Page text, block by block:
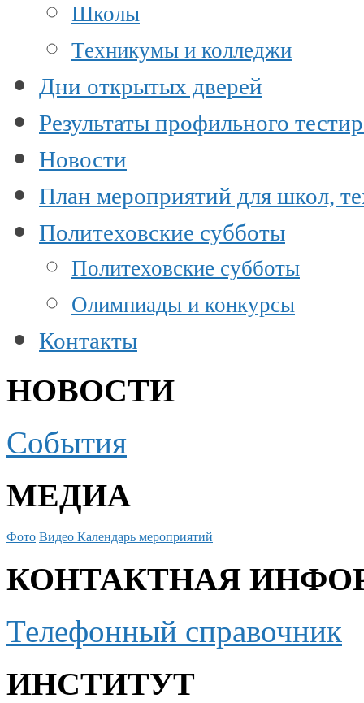
Школы
Техникумы и колледжи
Дни открытых дверей
Результаты профильного
Новости
План мероприятий для школ,
Политеховские субботы
Политеховские субботы
Олимпиады и конкурсы
Контакты
НОВОСТИ
События
МЕДИА
Фото Видео Календарь мероприятий
КОНТАКТНАЯ
Телефонный справочник
ИНСТИТУТ